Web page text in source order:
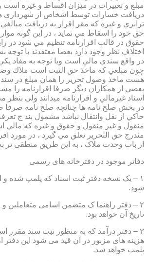
مبلغ و تغييرات در ميزان اقساط و غيره است و
دريافت خسارات توسط اشخاص از شهرداري ها
ترابري و غيره كه مقر اقرار به دريافت
حق خود را اسقاط مي نمايد ، در اين گونه
حقوق در قالب اقرارنامه تنظيم مي شود در
اختلاف نظر وجود دارد بعضا معتقدند با توجه به
در واقع سندي مالي است وبا توجه به مفاد
چون مبلغي كه ماخذ حق الثبت است ملاك
هست ماخذ وصول تحرير را همان مبلغ در سند
بعضي از همكاران ديگر صرفا اقرارنامه را
اسناد غيرمالي و اقرارنامه ميدانند ولي
در بخش صلح نامه ها چنانچه صلح نامه صرفا
حاكي از نقل وانتقال نباشد مشمول بند ج
منقول و غير منقول و حقوق و غيره كه مالي
مندرج حق التحرير تعلق مي گيرد ، در مورد
از باب وحدت ملاک ، به این طریق منطقی تر
دفاتر موجود در دفترخانه های رسمی
۱ – یک نسخه دفتر ثبت اسناد که پلمپ شده و
شود.
۲ – دفتر راهنما ک متضمن اسامی متعاملین
تاریخ آن خواهد بود.
۳ – دفتر درآمد که به منظور ثبت سند
هزینه های مزبور در آن قید می شود این
پلمپ خواهد شد.